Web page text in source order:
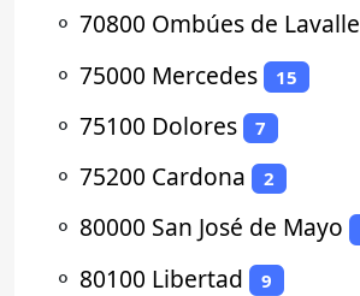
⚬ 70800 Ombúes de Lavalle
⚬ 75000 Mercedes 15
⚬ 75100 Dolores 7
⚬ 75200 Cardona 2
⚬ 80000 San José de Mayo
⚬ 80100 Libertad 9